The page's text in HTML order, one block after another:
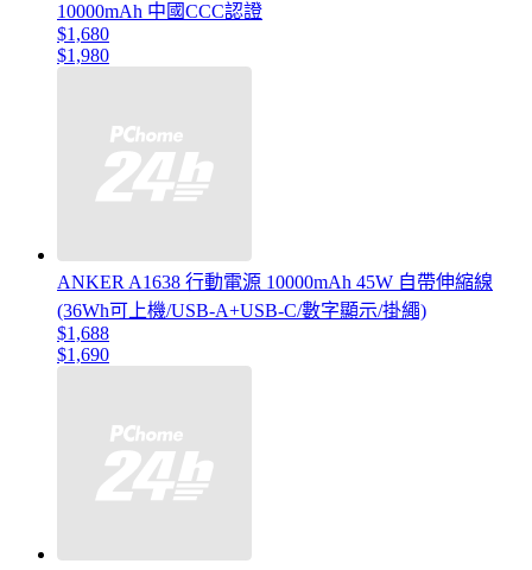
10000mAh 中國CCC認證
$1,680
$1,980
ANKER A1638 行動電源 10000mAh 45W 自帶伸縮線
(36Wh可上機/USB-A+USB-C/數字顯示/掛繩)
$1,688
$1,690